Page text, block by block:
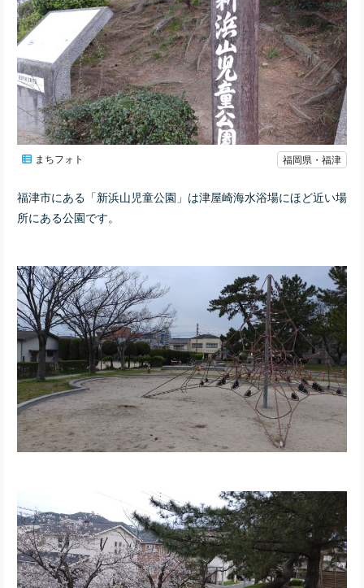
まちフォト 福岡県・福津
福津市にある「新浜山児童公園」は津屋崎海水浴場にほど近い場
所にある公園です。